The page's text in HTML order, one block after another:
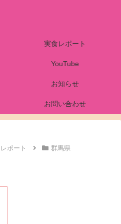
実食レポート
YouTube
お知らせ
お問い合わせ
ポート 群馬県